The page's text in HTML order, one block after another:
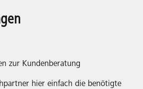
zur Kundenberatung
hier einfach die benötigte